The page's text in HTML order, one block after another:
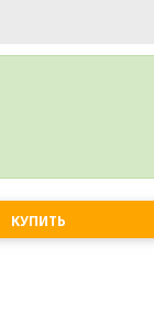
КУПИТЬ